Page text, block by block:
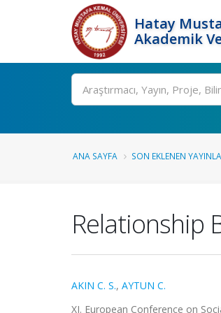
Hatay
Akademik
Ara
ANA SAYFA SON EKLENEN
Relationship
AKIN C. S., AYTUN C.
XI. European Conference on